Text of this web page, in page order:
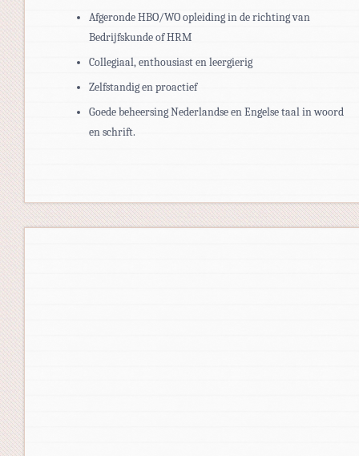
Afgeronde HBO/WO opleiding in de richting van
Bedrijfskunde of HRM
Collegiaal, enthousiast en leergierig
Zelfstandig en proactief
Goede beheersing Nederlandse en Engelse taal in woord
en schrift.